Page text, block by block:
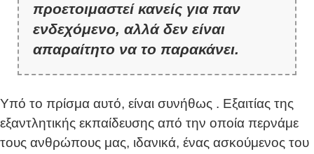
προετοιμαστεί κανείς για παν
ενδεχόμενο, αλλά δεν είναι
απαραίτητο να το παρακάνει.
Υπό το πρίσμα αυτό, είναι συνήθως . Εξαιτίας της
εξαντλητικής εκπαίδευσης από την οποία περνάμε
τους ανθρώπους μας, ιδανικά, ένας ασκούμενος του